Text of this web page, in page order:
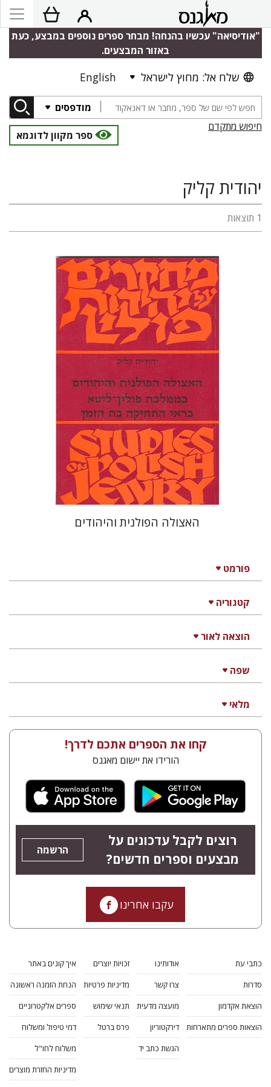
"אודיסיאה" עכשיו בהנחה! מבחר ספרים נוספים במבצע, כעת
באזור המבצעים.
שלח אל: מחוץ לישראל English
מודפסים
חיפוש מתקדם
ספר מקוון לדוגמא
פורמט
קטגוריה
הוצאה לאור
שפה
מלאי
יהודית קליק
1 תוצאות
יהודית קליק
הנחת אתר ספר מודפס
$19
האצולה הפולנית והיהודים
קחו את הספרים אתכם לדרך!
הורידו את יישום מאגנס
רוצים לקבל עדכונים על
מבצעים וספרים חדשים?
הרשמה
עקבו אחרינו
כתבי עת
סדרות
הוצאת אקדמון
הוצאות ספרים מתארחות
אודותינו
צרו קשר
מועצה מדעית
דירקטוריון
הגשת כתב יד
זכויות יוצרים
מדיניות פרטיות
תנאי שימוש
פרס ברטל
איך קונים באתר
הנחת הזמנה ראשונה
ספרים אלקטרוניים
דמי טיפול ומשלוח
משלוח לחו"ל
מדיניות החזרת מוצרים